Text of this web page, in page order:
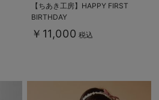
【ちあき工房】HAPPY FIRST
BIRTHDAY
￥11,000 税込